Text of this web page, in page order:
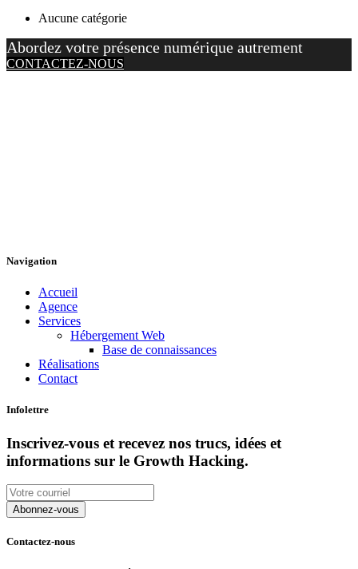
Aucune catégorie
Abordez votre présence numérique autrement
CONTACTEZ-NOUS
Navigation
Accueil
Agence
Services
Hébergement Web
Base de connaissances
Réalisations
Contact
Infolettre
Inscrivez-vous et recevez nos trucs, idées et
informations sur le Growth Hacking.
Contactez-nous